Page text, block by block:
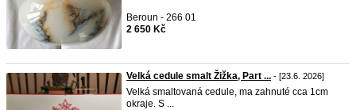
Beroun - 266 01
2 650 Kč
Velká cedule smalt Žižka, Part ... - [23.6. 2026]
Velká smaltovaná cedule, ma zahnuté cca 1cm
okraje. S ...